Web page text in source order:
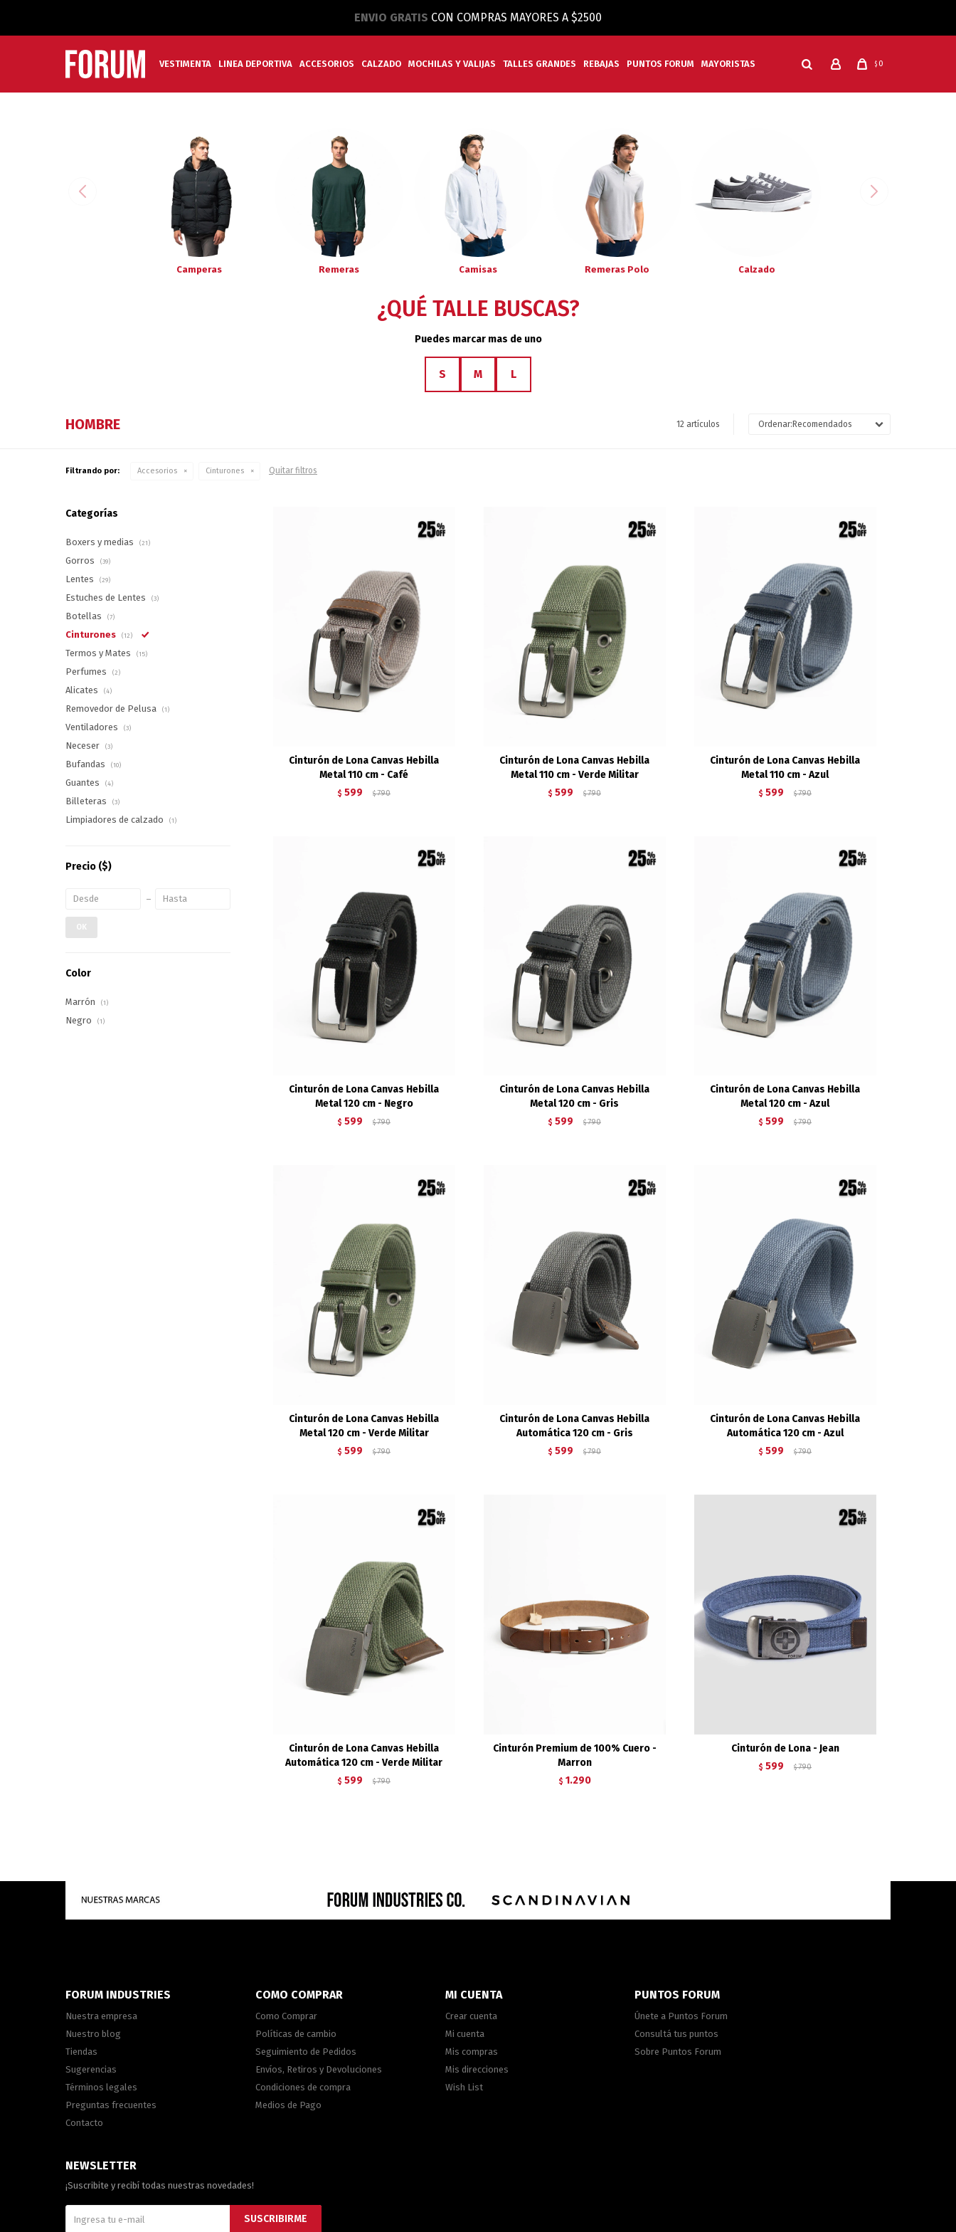
ENVIO GRATIS CON COMPRAS MAYORES A $2500
VESTIMENTA LINEA DEPORTIVA ACCESORIOS CALZADO MOCHILAS Y VALIJAS TALLES GRANDES REBAJAS PUNTOS FORUM MAYORISTAS $ 0
Camperas Remeras Camisas Remeras Polo Calzado
¿QUÉ TALLE BUSCAS?
Puedes marcar mas de uno
S M L
HOMBRE 12 artículos Recomendados
Filtrando por: Accesorios Cinturones Quitar filtros
Cinturón de Lona Canvas Hebilla
Metal 110 cm - Café
$ 599 $ 790
Cinturón de Lona Canvas Hebilla
Metal 110 cm - Verde Militar
$ 599 $ 790
Cinturón de Lona Canvas Hebilla
Metal 110 cm - Azul
$ 599 $ 790
Cinturón de Lona Canvas Hebilla
Metal 120 cm - Negro
$ 599 $ 790
Cinturón de Lona Canvas Hebilla
Metal 120 cm - Gris
$ 599 $ 790
Cinturón de Lona Canvas Hebilla
Metal 120 cm - Azul
$ 599 $ 790
Cinturón de Lona Canvas Hebilla
Metal 120 cm - Verde Militar
$ 599 $ 790
Cinturón de Lona Canvas Hebilla
Automática 120 cm - Gris
$ 599 $ 790
Cinturón de Lona Canvas Hebilla
Automática 120 cm - Azul
$ 599 $ 790
Cinturón de Lona Canvas Hebilla
Automática 120 cm - Verde Militar
$ 599 $ 790
Cinturón Premium de 100% Cuero -
Marron
$ 1.290
Cinturón de Lona - Jean
$ 599 $ 790
Categorías
Boxers y medias (21)
Gorros (39)
Lentes (29)
Estuches de Lentes (3)
Botellas (7)
Cinturones (12)
Termos y Mates (15)
Perfumes (2)
Alicates (4)
Removedor de Pelusa (1)
Ventiladores (3)
Neceser (3)
Bufandas (10)
Guantes (4)
Billeteras (3)
Limpiadores de calzado (1)
Precio ($)
OK
Color
Marrón (1)
Negro (1)
FORUM INDUSTRIES
Nuestra empresa
Nuestro blog
Tiendas
Sugerencias
Términos legales
Preguntas frecuentes
Contacto
COMO COMPRAR
Como Comprar
Políticas de cambio
Seguimiento de Pedidos
Envíos, Retiros y Devoluciones
Condiciones de compra
Medios de Pago
MI CUENTA
Crear cuenta
Mi cuenta
Mis compras
Mis direcciones
Wish List
PUNTOS FORUM
Únete a Puntos Forum
Consultá tus puntos
Sobre Puntos Forum
NEWSLETTER
¡Suscribite y recibí todas nuestras novedades!
SUSCRIBIRME